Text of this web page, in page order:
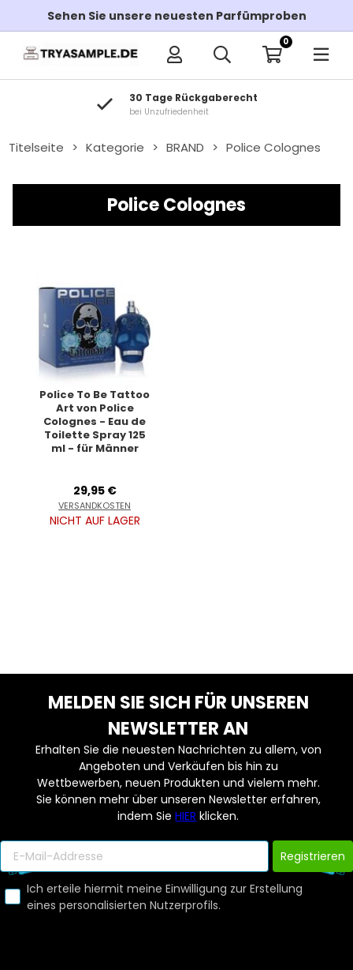
Sehen Sie unsere neuesten Parfümproben
0
30 Tage Rückgaberecht
bei Unzufriedenheit
Titelseite > Kategorie > BRAND > Police Colognes
Police Colognes
Police To Be Tattoo
Art von Police
Colognes - Eau de
Toilette Spray 125
ml - für Männer
29,95 €
VERSANDKOSTEN
NICHT AUF LAGER
MELDEN SIE SICH FÜR UNSEREN
NEWSLETTER AN
Erhalten Sie die neuesten Nachrichten zu allem, von
Angeboten und Verkäufen bis hin zu
Wettbewerben, neuen Produkten und vielem mehr.
Sie können mehr über unseren Newsletter erfahren,
indem SieHIER klicken.
Registrieren
Ich erteile hiermit meine Einwilligung zur Erstellung
eines personalisierten Nutzerprofils.